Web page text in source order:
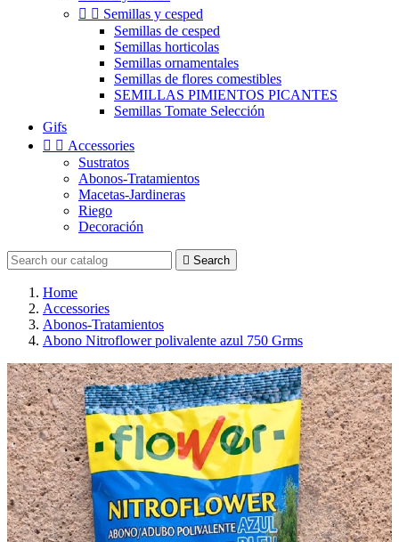
  Semillas y cesped
Semillas de cesped
Semillas horticolas
Semillas ornamentales
Semillas de flores comestibles
SEMILLAS PIMIENTOS PICANTES
Semillas Tomate Selección
Gifs
  Accessories
Sustratos
Abonos-Tratamientos
Macetas-Jardineras
Riego
Decoración
 Search
Home
Accessories
Abonos-Tratamientos
Abono Nitroflower polivalente azul 750 Grms